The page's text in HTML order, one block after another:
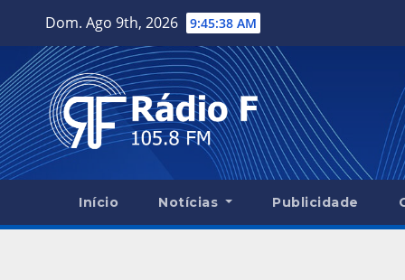
content
Dom. Ago 9th, 2026 9:45:38 AM
Início Notícias Publicidade